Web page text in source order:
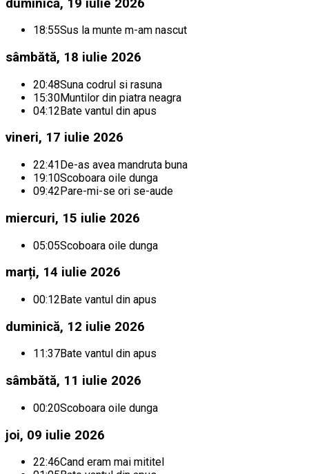
duminică, 19 iulie 2026
18:55Sus la munte m-am nascut
sâmbătă, 18 iulie 2026
20:48Suna codrul si rasuna
15:30Muntilor din piatra neagra
04:12Bate vantul din apus
vineri, 17 iulie 2026
22:41De-as avea mandruta buna
19:10Scoboara oile dunga
09:42Pare-mi-se ori se-aude
miercuri, 15 iulie 2026
05:05Scoboara oile dunga
marți, 14 iulie 2026
00:12Bate vantul din apus
duminică, 12 iulie 2026
11:37Bate vantul din apus
sâmbătă, 11 iulie 2026
00:20Scoboara oile dunga
joi, 09 iulie 2026
22:46Cand eram mai mititel